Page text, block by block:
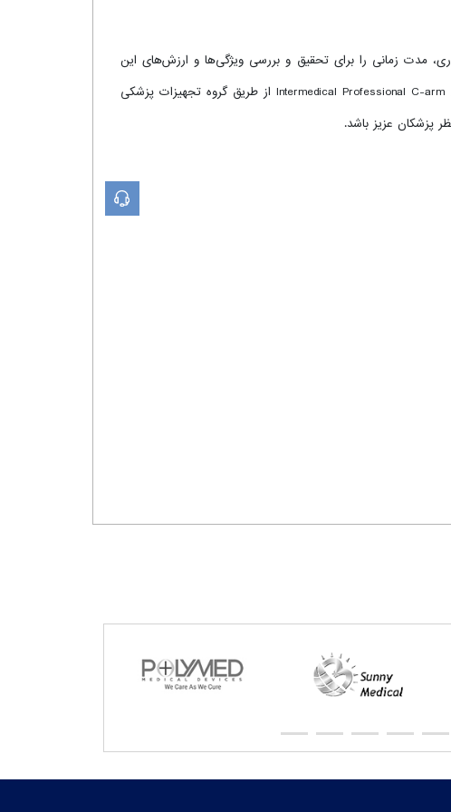
از آغاز رسمی این ارتباط تجاری، مدت زمانی را برای تحقیق و بررسی ویژگی‌ها و ارزش‌های این
شرکت و کیفیت محصولات، از طریق پیگیری بازخوردها و مسیر پیشرفت تکنولوژی آن‌ها صرف کرده‌ایم. در حال حاضر، دستگاه‌های Intermedical Professional C-arm از طریق گروه تجهیزات پزشکی
پزشکان عزیز باشد.